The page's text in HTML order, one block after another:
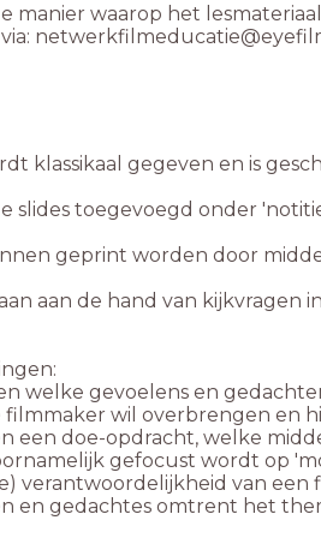
manier waarop het
aan de hand van kijkvragen
wil overbrengen en
een doe-opdracht, welke
gefocust wordt op
en gedachtes omtrent het